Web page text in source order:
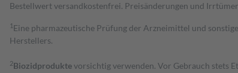
Bestell­wert versand­kosten­frei. Preisänderungen und
1 Eine pharmazeutische Prüfung der Arzneimittel und
Herstellers.
2Biozidproduktevorsichtig verwenden. Vor Gebrauch stets